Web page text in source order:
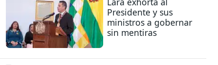
Presidente y sus
ministros a gobernar
sin mentiras